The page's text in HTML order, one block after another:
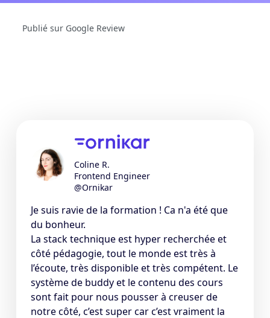
Publié sur Google Review
Coline R.
Frontend Engineer
@Ornikar
Je suis ravie de la formation ! Ca n'a été que
du bonheur.
La stack technique est hyper recherchée et
côté pédagogie, tout le monde est très à
l’écoute, très disponible et très compétent. Le
système de buddy et le contenu des cours
sont fait pour nous pousser à creuser de
notre côté, c’est super car c’est vraiment la